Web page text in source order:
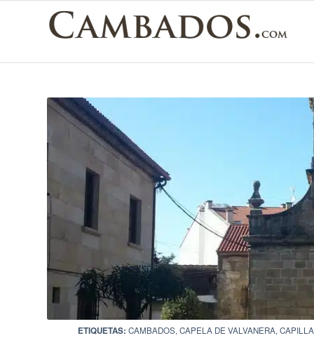
ETIQUETAS: CAMBADOS,CAPELA DE VALVANERA,CAPILLA